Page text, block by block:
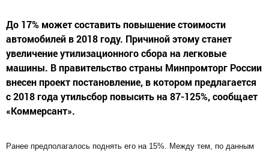
До 17% может составить повышение стоимости
автомобилей в 2018 году. Причиной этому станет
увеличение утилизационного сбора на легковые
машины. В правительство страны Минпромторг России
внесен проект постановление, в котором предлагается
с 2018 года утильсбор повысить на 87-125%, сообщает
«Коммерсант».
Ранее предполагалось поднять его на 15%. Между тем, по данным